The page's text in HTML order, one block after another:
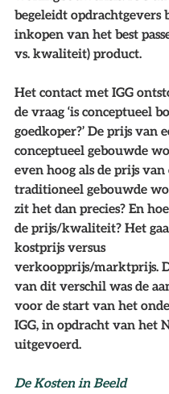
begeleidt opdrachtgevers
inkopen van het best
vs. kwaliteit) product.
Het contact met IGG
de vraag ‘is conceptueel
goedkoper?’ De prijs van
conceptueel gebouwde
even hoog als de prijs van
traditioneel gebouwde
zit het dan precies? En
de prijs/kwaliteit? Het
kostprijs versus
verkoopprijs/marktprijs.
van dit verschil was de
voor de start van het
IGG, in opdracht van het
uitgevoerd.
De Kosten in Beeld